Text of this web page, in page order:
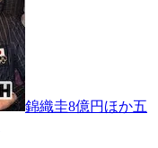
錦織圭8億円ほか五